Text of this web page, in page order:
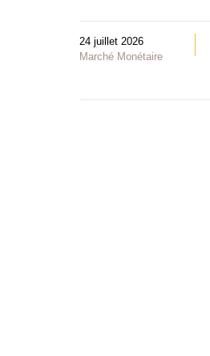
24 juillet 2026
Marché Monétaire